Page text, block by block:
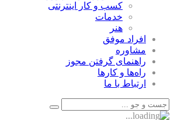
كسب و كار اينترنتی
خدمات
هنر
افراد موفق
مشاوره
راهنمای گرفتن مجوز
راه‌ها و كارها
ارتباط با ما